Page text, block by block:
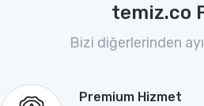
temiz.co
Bizi diğerlerinden
Premium Hizmet